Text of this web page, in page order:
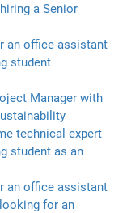
a Senior
an office assistant
student
Manager with
technical expert
student as an
an office assistant
for an